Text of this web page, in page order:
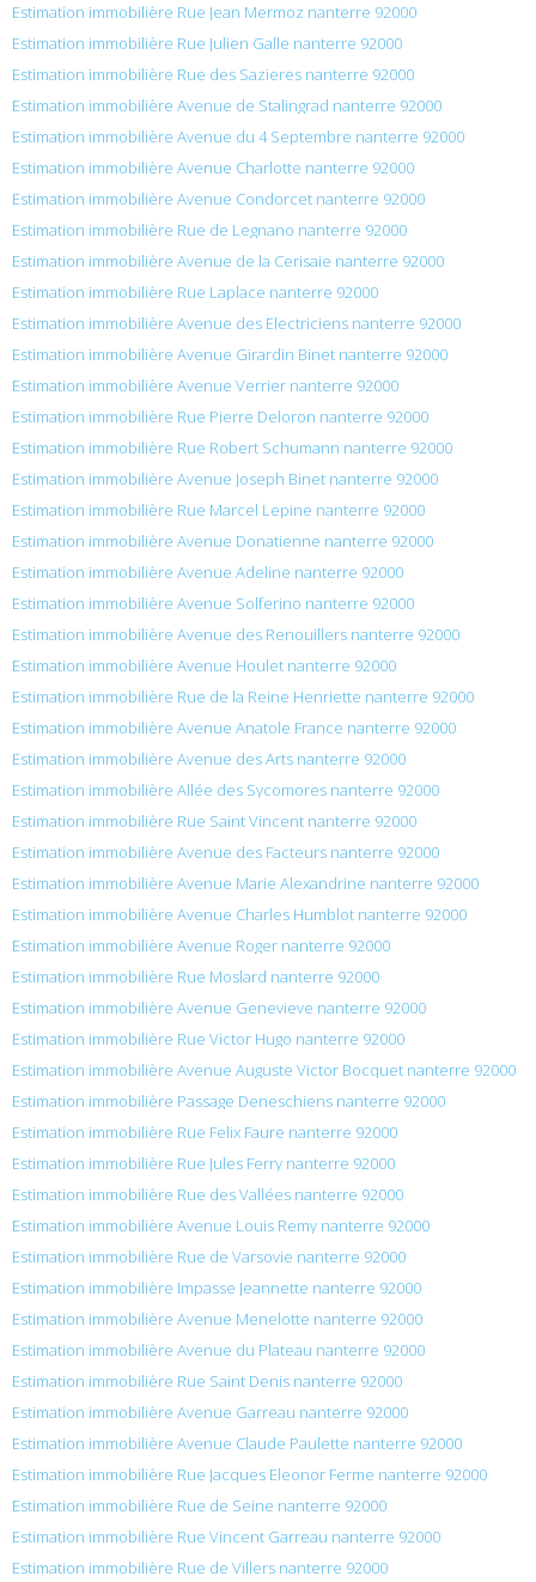
Estimation immobilière Rue Jean Mermoz nanterre 92000
Estimation immobilière Rue Julien Galle nanterre 92000
Estimation immobilière Rue des Sazieres nanterre 92000
Estimation immobilière Avenue de Stalingrad nanterre 92000
Estimation immobilière Avenue du 4 Septembre nanterre 92000
Estimation immobilière Avenue Charlotte nanterre 92000
Estimation immobilière Avenue Condorcet nanterre 92000
Estimation immobilière Rue de Legnano nanterre 92000
Estimation immobilière Avenue de la Cerisaie nanterre 92000
Estimation immobilière Rue Laplace nanterre 92000
Estimation immobilière Avenue des Electriciens nanterre 92000
Estimation immobilière Avenue Girardin Binet nanterre 92000
Estimation immobilière Avenue Verrier nanterre 92000
Estimation immobilière Rue Pierre Deloron nanterre 92000
Estimation immobilière Rue Robert Schumann nanterre 92000
Estimation immobilière Avenue Joseph Binet nanterre 92000
Estimation immobilière Rue Marcel Lepine nanterre 92000
Estimation immobilière Avenue Donatienne nanterre 92000
Estimation immobilière Avenue Adeline nanterre 92000
Estimation immobilière Avenue Solferino nanterre 92000
Estimation immobilière Avenue des Renouillers nanterre 92000
Estimation immobilière Avenue Houlet nanterre 92000
Estimation immobilière Rue de la Reine Henriette nanterre 92000
Estimation immobilière Avenue Anatole France nanterre 92000
Estimation immobilière Avenue des Arts nanterre 92000
Estimation immobilière Allée des Sycomores nanterre 92000
Estimation immobilière Rue Saint Vincent nanterre 92000
Estimation immobilière Avenue des Facteurs nanterre 92000
Estimation immobilière Avenue Marie Alexandrine nanterre 92000
Estimation immobilière Avenue Charles Humblot nanterre 92000
Estimation immobilière Avenue Roger nanterre 92000
Estimation immobilière Rue Moslard nanterre 92000
Estimation immobilière Avenue Genevieve nanterre 92000
Estimation immobilière Rue Victor Hugo nanterre 92000
Estimation immobilière Avenue Auguste Victor Bocquet nanterre 92000
Estimation immobilière Passage Deneschiens nanterre 92000
Estimation immobilière Rue Felix Faure nanterre 92000
Estimation immobilière Rue Jules Ferry nanterre 92000
Estimation immobilière Rue des Vallées nanterre 92000
Estimation immobilière Avenue Louis Remy nanterre 92000
Estimation immobilière Rue de Varsovie nanterre 92000
Estimation immobilière Impasse Jeannette nanterre 92000
Estimation immobilière Avenue Menelotte nanterre 92000
Estimation immobilière Avenue du Plateau nanterre 92000
Estimation immobilière Rue Saint Denis nanterre 92000
Estimation immobilière Avenue Garreau nanterre 92000
Estimation immobilière Avenue Claude Paulette nanterre 92000
Estimation immobilière Rue Jacques Eleonor Ferme nanterre 92000
Estimation immobilière Rue de Seine nanterre 92000
Estimation immobilière Rue Vincent Garreau nanterre 92000
Estimation immobilière Rue de Villers nanterre 92000